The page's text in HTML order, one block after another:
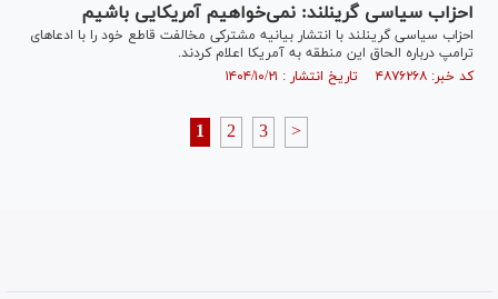
احزاب سیاسی گرینلند: نمی‌خواهیم آمریکایی باشیم
احزاب سیاسی گرینلند با انتشار بیانیه مشترکی مخالفت قاطع خود را با ادعاهای
ترامپ درباره الحاق این منطقه به آمریکا اعلام کردند.
کد خبر: ۴۸۷۶۲۶۸ تاریخ انتشار : ۱۴۰۴/۱۰/۲۱
1 2 3 >